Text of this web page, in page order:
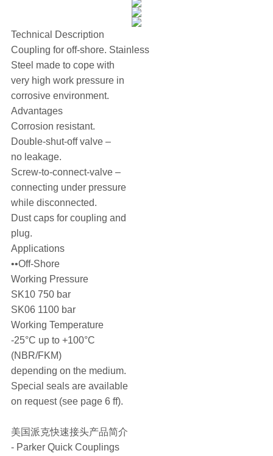
Technical Description
Coupling for off-shore. Stainless
Steel made to cope with
very high work pressure in
corrosive environment.
Advantages
Corrosion resistant.
Double-shut-off valve –
no leakage.
Screw-to-connect-valve –
connecting under pressure
while disconnected.
Dust caps for coupling and
plug.
Applications
••Off-Shore
Working Pressure
SK10 750 bar
SK06 1100 bar
Working Temperature
-25°C up to +100°C
(NBR/FKM)
depending on the medium.
Special seals are available
on request (see page 6 ff).
美国派克快速接头产品简介
- Parker Quick Couplings